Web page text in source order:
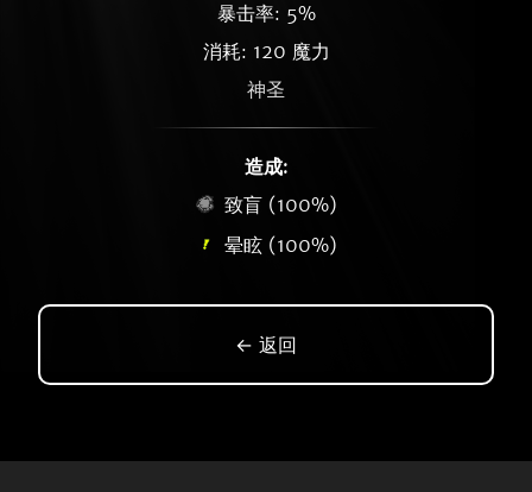
暴击率: 5%
消耗: 120 魔力
神圣
造成:
致盲 (100%)
晕眩 (100%)
← 返回